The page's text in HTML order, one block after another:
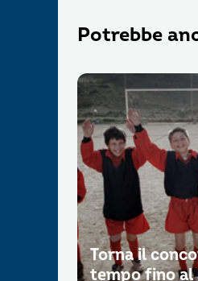
Potrebbe
Torna il
tempo fino al